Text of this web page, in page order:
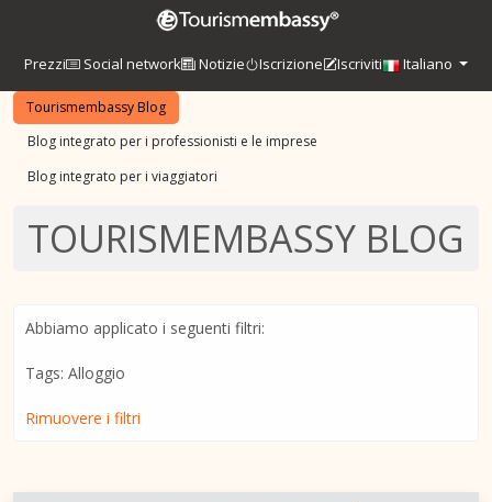
Prezzi Social network Notizie Iscrizione Iscriviti Italiano
Tourismembassy Blog
Blog integrato per i professionisti e le imprese
Blog integrato per i viaggiatori
TOURISMEMBASSY BLOG
Abbiamo applicato i seguenti filtri:
Tags: Alloggio
Rimuovere i filtri